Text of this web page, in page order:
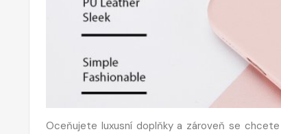
Oceňujete luxusní doplňky a zároveň se